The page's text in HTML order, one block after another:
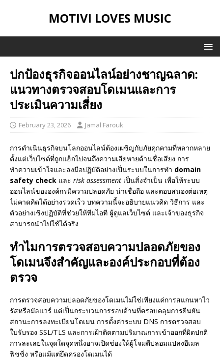
MOTIVI LOVES MUSIC
ปกป้องธุรกิจออนไลน์อย่างชาญฉลาด:
แนวทางตรวจสอบโดเมนและการ
ประเมินความเสี่ยง
February 23, 2026 Jamal Farouk
การดำเนินธุรกิจบนโลกออนไลน์ต้องเผชิญกับภัยคุกคามที่หลากหลาย
ตั้งแต่เว็บไซต์ที่ถูกแฮ็กไปจนถึงความเสียหายด้านชื่อเสียง การ
ทำความเข้าใจและลงมือปฏิบัติอย่างเป็นระบบในการทำ domain
safety check และ risk assessment เป็นสิ่งจำเป็น เพื่อให้ระบบ
ออนไลน์ขององค์กรมีความปลอดภัย น่าเชื่อถือ และตอบสนองต่อเหตุ
ไม่คาดคิดได้อย่างรวดเร็ว บทความนี้จะอธิบายแนวคิด วิธีการ และ
ตัวอย่างเชิงปฏิบัติที่ช่วยให้ทีมไอที ผู้ดูแลเว็บไซต์ และเจ้าของธุรกิจ
สามารถนำไปใช้ได้จริง
ทำไมการตรวจสอบความปลอดภัยของ
โดเมนจึงสำคัญและองค์ประกอบที่ต้อง
ตรวจ
การตรวจสอบความปลอดภัยของโดเมนไม่ใช่เพียงแค่การสแกนหาไว
รัสหรือมัลแวร์ แต่เป็นกระบวนการรอบด้านที่ครอบคลุมการยืนยัน
สถานะการลงทะเบียนโดเมน การตั้งค่าระบบ DNS การตรวจสอบ
ใบรับรอง SSL/TLS และการเฝ้าติดตามปริมาณการเข้าออกที่ผิดปกติ
การละเลยในจุดใดจุดหนึ่งอาจเปิดช่องให้ผู้โจมตีปลอมแปลงอีเมล
ฟิชชิ่ง หรือแม้แต่ยึดครองโดเมนได้